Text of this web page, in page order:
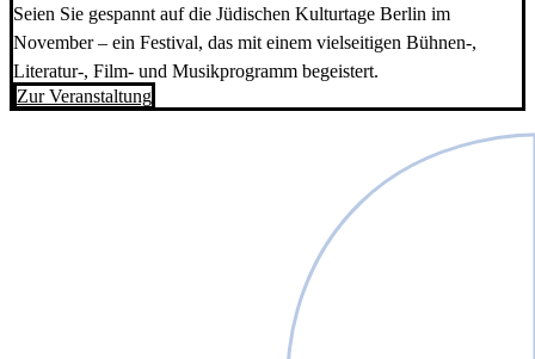
Seien Sie gespannt auf die Jüdischen Kulturtage Berlin im
November – ein Festival, das mit einem vielseitigen Bühnen-,
Literatur-, Film- und Musikprogramm begeistert.
Zur Veranstaltung